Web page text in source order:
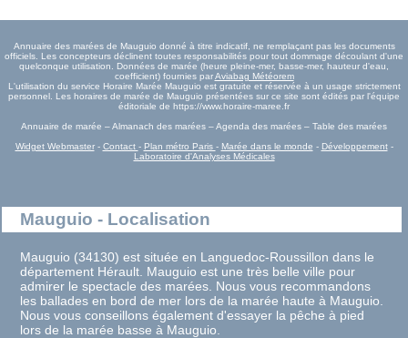
Annuaire des marées de Mauguio donné à titre indicatif, ne remplaçant pas les documents
officiels. Les concepteurs déclinent toutes responsabilités pour tout dommage découlant d'une
quelconque utilisation. Données de marée (heure pleine-mer, basse-mer, hauteur d'eau,
coefficient) fournies parAviabag Météorem
L'utilisation du service Horaire Marée Mauguio est gratuite et réservée à un usage strictement
personnel. Les horaires de marée de Mauguio présentées sur ce site sont édités par l'équipe
éditoriale de https://www.horaire-maree.fr
Annuaire de marée – Almanach des marées – Agenda des marées – Table des marées
Widget Webmaster- Contact - Plan métro Paris - Marée dans le monde - Développement-
Laboratoire d'Analyses Médicales
Mauguio - Localisation
Mauguio (34130) est située en Languedoc-Roussillon dans le
département Hérault. Mauguio est une très belle ville pour
admirer le spectacle des marées. Nous vous recommandons
les ballades en bord de mer lors de la marée haute à Mauguio.
Nous vous conseillons également d'essayer la pêche à pied
lors de la marée basse à Mauguio.